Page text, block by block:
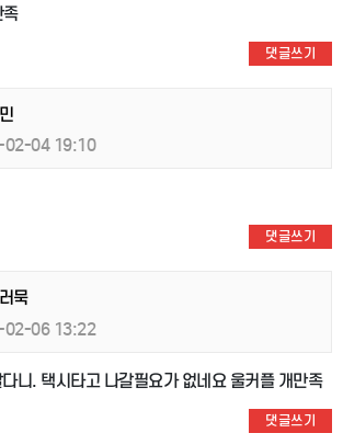
댓글쓰기
04 19:10
댓글쓰기
묵
06 13:22
니. 택시타고 나갈필요가 없네요 울커플 개만족
댓글쓰기